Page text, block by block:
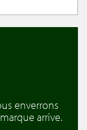
enverrons
arrive.